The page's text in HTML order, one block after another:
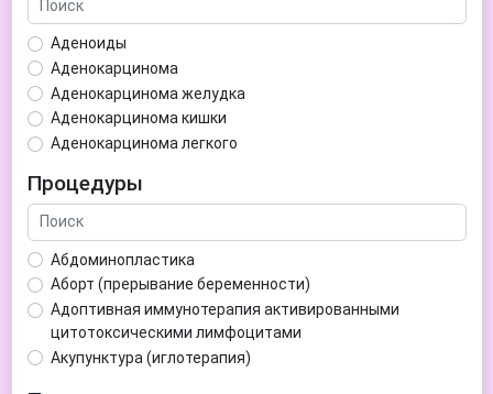
Аденоиды
Аденокарцинома
Аденокарцинома желудка
Аденокарцинома кишки
Аденокарцинома легкого
Аденома гипофиза
Аденома простаты
Аденома щитовидной железы
Аденомиоз
Адентия
Азооспермия
Акне (угри)
Алкоголизм
Процедуры
Абдоминопластика
Аборт (прерывание беременности)
Адоптивная иммунотерапия активированными
цитотоксическими лимфоцитами
Акупунктура (иглотерапия)